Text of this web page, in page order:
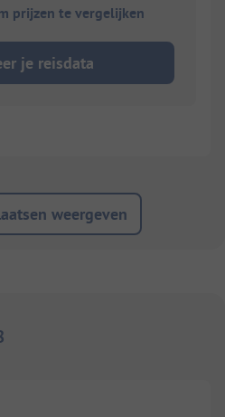
prijzen te vergelijken
je reisdata
weergeven